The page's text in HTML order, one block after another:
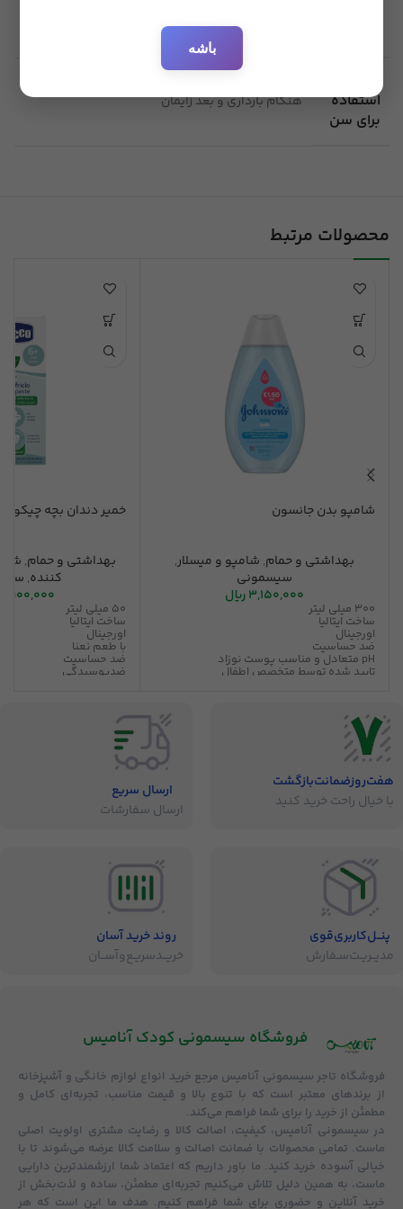
استفاده
برای سن
هنگام بارداری و بعد زایمان
محصولات مرتبط
شامپو بدن جانسون
بهداشتی و حمام, شامپو و میسلار,
سیسمونی
3,150,000ریال
300 میلی لیتر
ساخت ایتالیا
اورجینال
ضد حساسیت
pH متعادل و مناسب پوست نوزاد
تایید شده توسط متخصص اطفال
فرمولاسیون با حداقل رساندن خطر آلرژی برای
کودک
تایید شده توسط متخصص پوست
خمیر دندان بچه چیکو
بهداشتی و حمام,
کننده,
50 میلی لیتر
ساخت ایتالیا
اورجینال
با طعم نعنا
ضد حساسیت
ضدپوسیدگی
هفت‌روز‌ضمانت‌بازگشت
با خیال راحت خرید کنید
ارسال سریع
ارسال سفارشات
پنــل‌کاربری‌قوی
مدیــریـت‌سـفارش
روند خرید آسان
خریــد‌سریـع‌و‌آســان
فروشگاه‌ سیسمونی کودک آنامیس
فروشگاه تاجر سیسمونی آنامیس مرجع خرید انواع لوازم خانگی و آشپزخانه
از برندهای معتبر است که با تنوع بالا و قیمت مناسب، تجربه‌ای کامل و
مطمئن از خرید را برای شما فراهم می‌کند.
در سیسمونی آنامیس، کیفیت، اصالت کالا و رضایت مشتری اولویت اصلی
ماست. تمامی محصولات با ضمانت اصالت و سلامت کالا عرضه می‌شوند تا با
خیالی آسوده خرید کنید. ما باور داریم که اعتماد شما ارزشمندترین دارایی
ماست، به همین دلیل تلاش می‌کنیم تجربه‌ای مطمئن، ساده و لذت‌بخش از
خرید آنلاین و حضوری برای شما فراهم کنیم. هدف ما این است که هر
باشه